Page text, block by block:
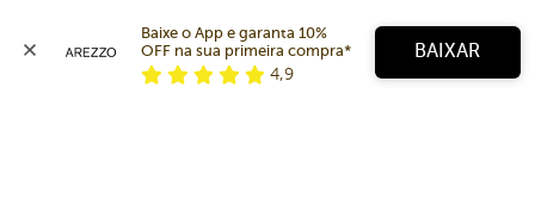
Baixe o App e garanta 10%
OFF na sua primeira compra*
4,9
BAIXAR